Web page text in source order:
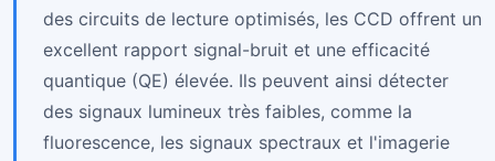
des circuits de lecture optimisés, les CCD offrent un
excellent rapport signal-bruit et une efficacité
quantique (QE) élevée. Ils peuvent ainsi détecter
des signaux lumineux très faibles, comme la
fluorescence, les signaux spectraux et l'imagerie